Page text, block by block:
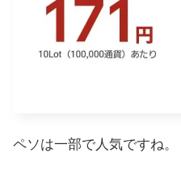
ペソは一部で人気ですね。